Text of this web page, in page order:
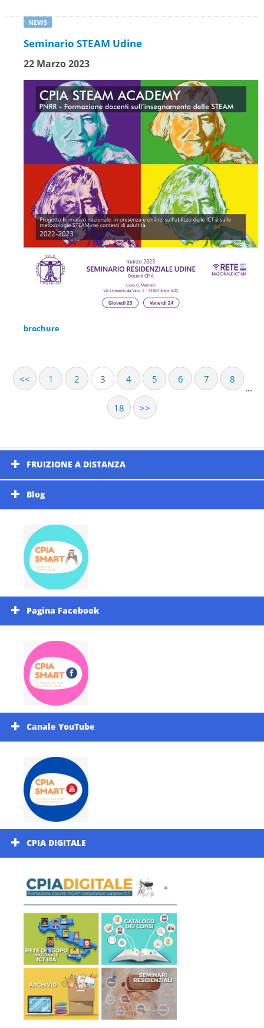
Seminario STEAM Udine
22 Marzo 2023
brochure
<< 1 2 3 4 5 6 7 8
...
18
>>
FRUIZIONE A DISTANZA
Blog
Pagina Facebook
Canale YouTube
CPIA DIGITALE